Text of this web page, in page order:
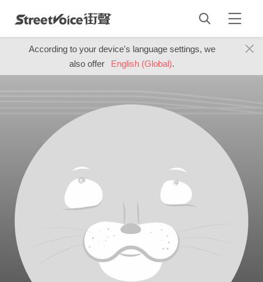
According to your device's language settings, we
also offer
English (Global).